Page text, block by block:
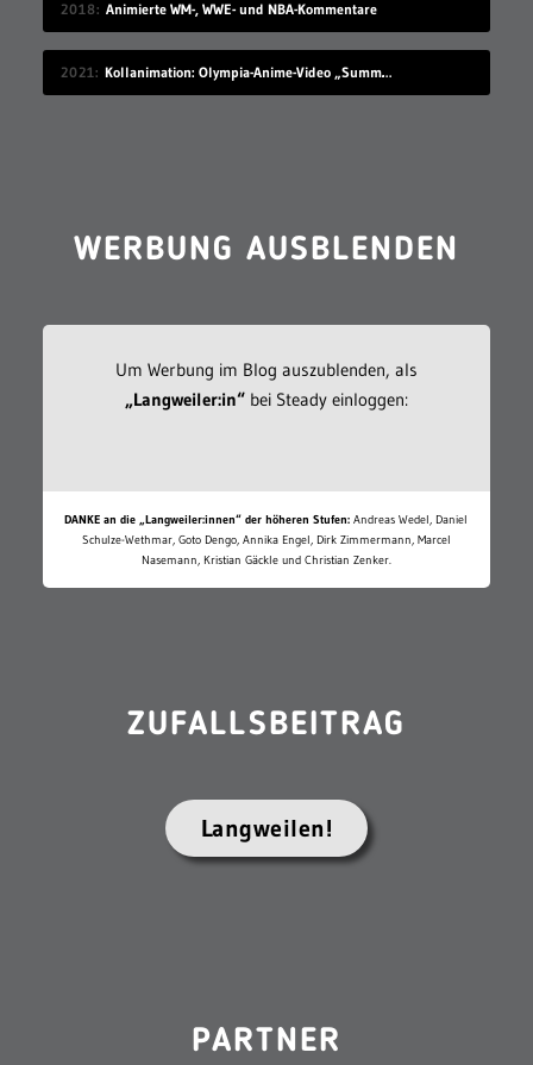
2018 Animierte WM-, WWE- und NBA-Kommentare
2021 Kollanimation: Olympia-Anime-Video „Summer Begins“
WERBUNG AUSBLENDEN
Um Werbung im Blog auszublenden, als
„Langweiler:in“bei Steady einloggen:
DANKE an die „Langweiler:innen“ der höheren Stufen: Andreas Wedel, Daniel
Schulze-Wethmar, Goto Dengo, Annika Engel, Dirk Zimmermann, Marcel
Nasemann, Kristian Gäckle und Christian Zenker.
ZUFALLSBEITRAG
Langweilen!
PARTNER